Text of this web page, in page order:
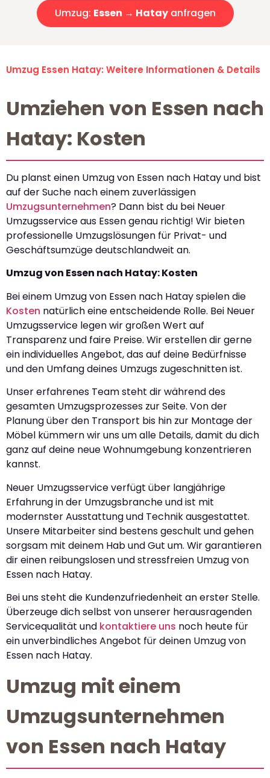
Umzug: Essen → Hatayanfragen
Umzug Essen Hatay: Weitere Informationen & Details
Umziehen von Essen nach
Hatay: Kosten
Du planst einen Umzug von Essen nach Hatay und bist
auf der Suche nach einem zuverlässigen
Umzugsunternehmen? Dann bist du bei Neuer
Umzugsservice aus Essen genau richtig! Wir bieten
professionelle Umzugslösungen für Privat- und
Geschäftsumzüge deutschlandweit an.
Umzug von Essen nach Hatay: Kosten
Bei einem Umzug von Essen nach Hatay spielen die
Kosten natürlich eine entscheidende Rolle. Bei Neuer
Umzugsservice legen wir großen Wert auf
Transparenz und faire Preise. Wir erstellen dir gerne
ein individuelles Angebot, das auf deine Bedürfnisse
und den Umfang deines Umzugs zugeschnitten ist.
Unser erfahrenes Team steht dir während des
gesamten Umzugsprozesses zur Seite. Von der
Planung über den Transport bis hin zur Montage der
Möbel kümmern wir uns um alle Details, damit du dich
ganz auf deine neue Wohnumgebung konzentrieren
kannst.
Neuer Umzugsservice verfügt über langjährige
Erfahrung in der Umzugsbranche und ist mit
modernster Ausstattung und Technik ausgestattet.
Unsere Mitarbeiter sind bestens geschult und gehen
sorgsam mit deinem Hab und Gut um. Wir garantieren
dir einen reibungslosen und stressfreien Umzug von
Essen nach Hatay.
Bei uns steht die Kundenzufriedenheit an erster Stelle.
Überzeuge dich selbst von unserer herausragenden
Servicequalität und kontaktiere uns noch heute für
ein unverbindliches Angebot für deinen Umzug von
Essen nach Hatay.
Umzug mit einem
Umzugsunternehmen
von Essen nach Hatay